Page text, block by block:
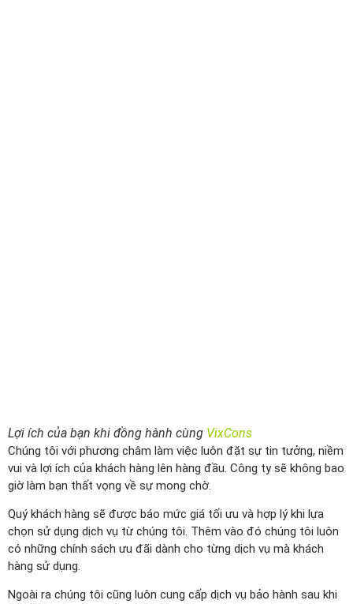
Lợi ích của bạn khi đồng hành cùng VixCons
Chúng tôi với phương châm làm việc luôn đặt sự tin tưởng, niềm
vui và lợi ích của khách hàng lên hàng đầu. Công ty sẽ không bao
giờ làm bạn thất vọng về sự mong chờ.
Quý khách hàng sẽ được báo mức giá tối ưu và hợp lý khi lựa
chọn sử dụng dịch vụ từ chúng tôi. Thêm vào đó chúng tôi luôn
có những chính sách ưu đãi dành cho từng dịch vụ mà khách
hàng sử dụng.
Ngoài ra chúng tôi cũng luôn cung cấp dịch vụ bảo hành sau khi